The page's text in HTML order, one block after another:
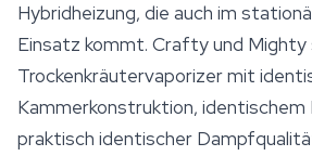
Hybridheizung, die auch im
Einsatz kommt. Crafty und Mighty
Trockenkräutervaporizer mit
Kammerkonstruktion, identischem
praktisch identischer